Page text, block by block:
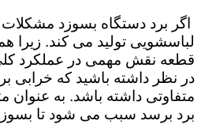
اگر برد دستگاه بسوزد
لباسشویی تولید می کند. زیرا
قطعه نقش مهمی در عملکرد
در نظر داشته باشید که خرابی
متفاوتی داشته باشد. به عنوان
برد برسد سبب می شود تا